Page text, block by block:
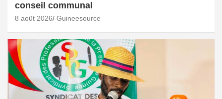
conseil communal
8 août 2026 Guineesource